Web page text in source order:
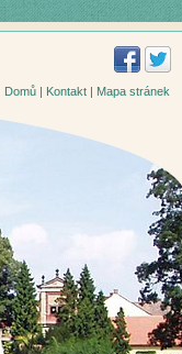
Domů | Kontakt | Mapa stránek